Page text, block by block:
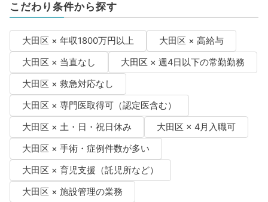
こだわり条件から探す
大田区 × 年収1800万円以上
大田区 × 高給与
大田区 × 当直なし
大田区 × 週4日以下の常勤勤務
大田区 × 救急対応なし
大田区 × 専門医取得可（認定医含む）
大田区 × 土・日・祝日休み
大田区 × 4月入職可
大田区 × 手術・症例件数が多い
大田区 × 育児支援（託児所など）
大田区 × 施設管理の業務